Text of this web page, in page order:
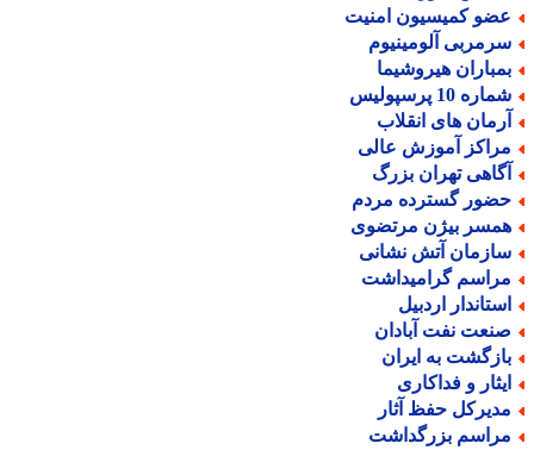
کمیسیون امنیت
آلومینیوم
هیروشیما
10 پرسپولیس
های انقلاب
آموزش عالی
تهران بزرگ
گسترده مردم
بیژن مرتضوی
آتش نشانی
گرامیداشت
اردبیل
نفت آبادان
به ایران
و فداکاری
حفظ آثار
بزرگداشت